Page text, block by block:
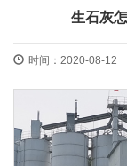
生石灰
时间：2020-08-12